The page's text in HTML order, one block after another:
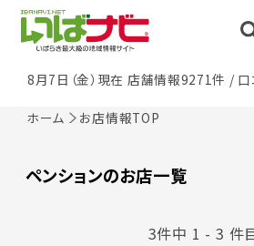
8月7日（金）現在 店舗情報9271件 /
ホーム お店情報TOP
ペンションのお店一覧
3件中 1 - 3 件